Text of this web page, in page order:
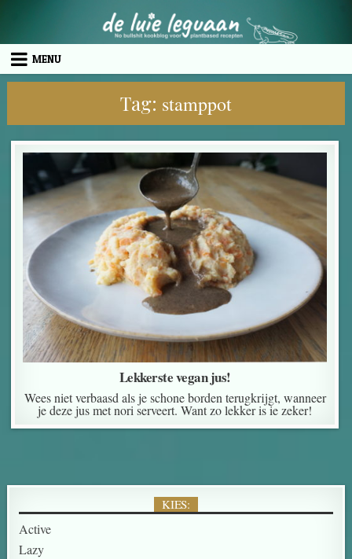
MENU
Tag: stamppot
Lekkerste vegan jus!
Wees niet verbaasd als je schone borden terugkrijgt, wanneer
je deze jus met nori serveert. Want zo lekker is ie zeker!
KIES:
Active
Lazy